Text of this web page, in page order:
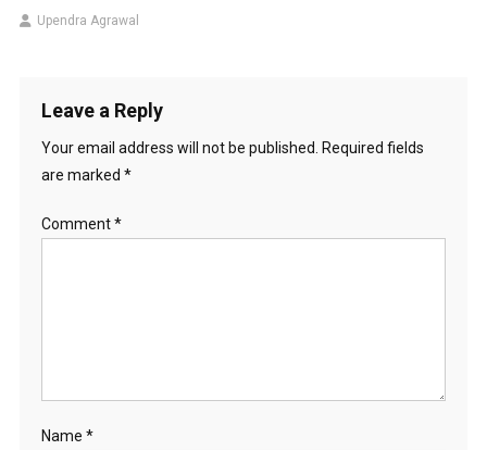
Upendra Agrawal
Leave a Reply
Your email address will not be published.
Required fields
are marked *
Comment*
Name *